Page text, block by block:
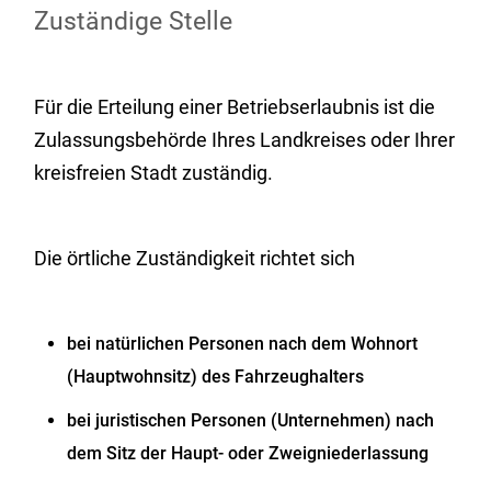
Zuständige Stelle
Für die Erteilung einer Betriebserlaubnis ist die
Zulassungsbehörde Ihres Landkreises oder Ihrer
kreisfreien Stadt zuständig.
Die örtliche Zuständigkeit richtet sich
bei natürlichen Personen nach dem Wohnort
(Hauptwohnsitz) des Fahrzeughalters
bei juristischen Personen (Unternehmen) nach
dem Sitz der Haupt- oder Zweigniederlassung